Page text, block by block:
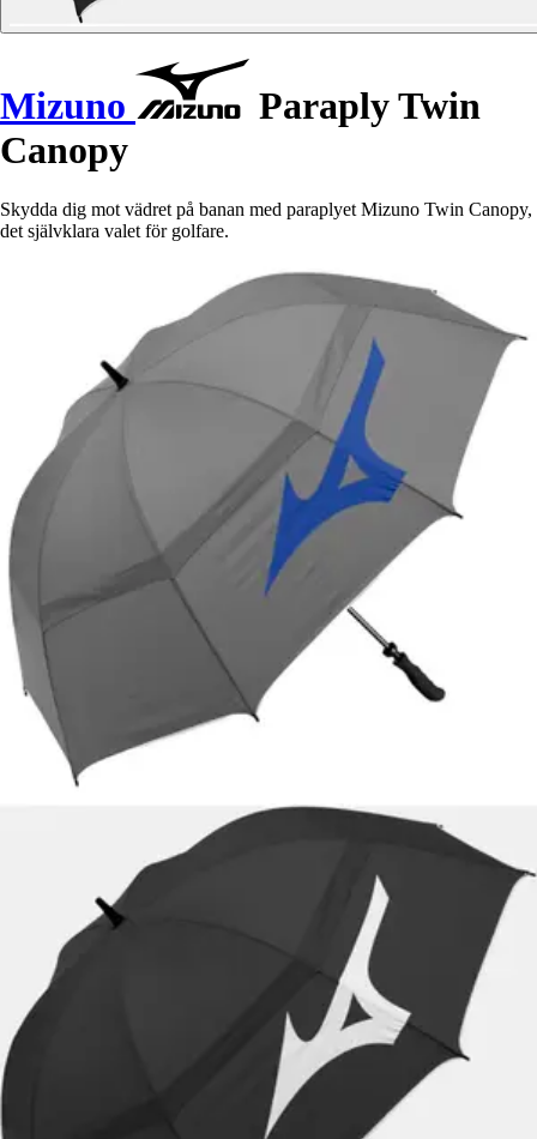
Mizuno
Paraply Twin
Canopy
Skydda dig mot vädret på banan med paraplyet Mizuno Twin Canopy,
det självklara valet för golfare.